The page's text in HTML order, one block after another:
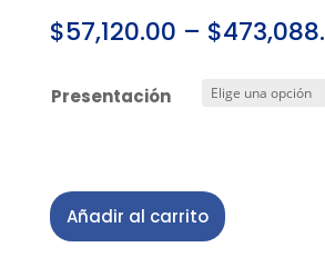
$57,120.00 – $
Presentación
Añadir al carrito